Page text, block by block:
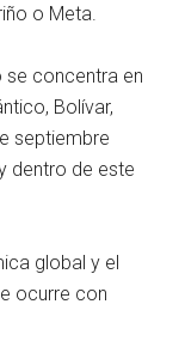
o Meta.
se concentra en
Bolívar,
septiembre
dentro de este
global y el
ocurre con